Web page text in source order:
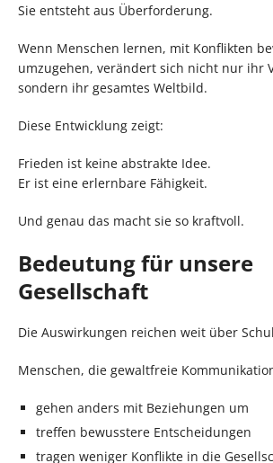
Sie entsteht aus Überforderung.
Wenn Menschen lernen, mit Konflikten
umzugehen, verändert sich nicht nur ihr
sondern ihr gesamtes Weltbild.
Diese Entwicklung zeigt:
Frieden ist keine abstrakte Idee.
Er ist eine erlernbare Fähigkeit.
Und genau das macht sie so kraftvoll.
Bedeutung für unsere
Gesellschaft
Die Auswirkungen reichen weit über
Menschen, die gewaltfreie
gehen anders mit Beziehungen um
treffen bewusstere Entscheidungen
tragen weniger Konflikte in die